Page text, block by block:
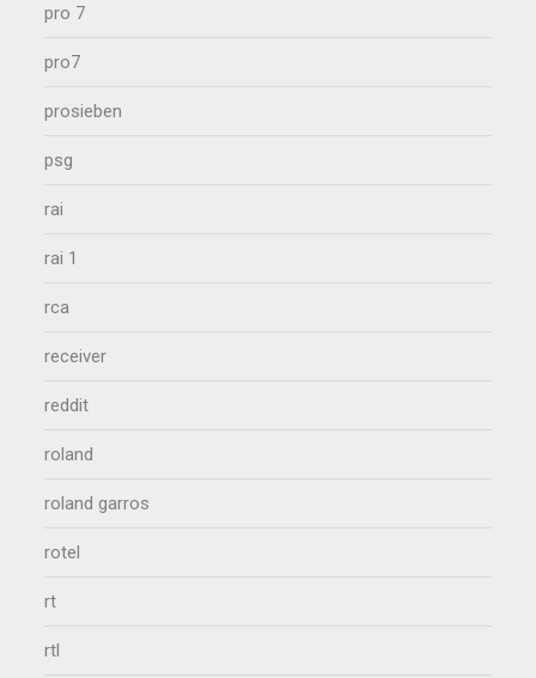
pro 7
pro7
prosieben
psg
rai
rai 1
rca
receiver
reddit
roland
roland garros
rotel
rt
rtl